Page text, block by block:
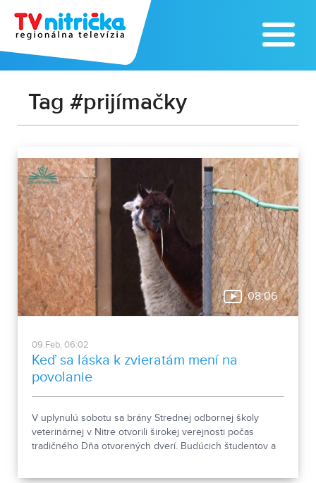
Tag #prijímačky
08:06
09.Feb, 06:02
Keď sa láska k zvieratám mení na
povolanie
V uplynulú sobotu sa brány Strednej odbornej školy
veterinárnej v Nitre otvorili širokej verejnosti počas
tradičného Dňa otvorených dverí. Budúcich študentov a